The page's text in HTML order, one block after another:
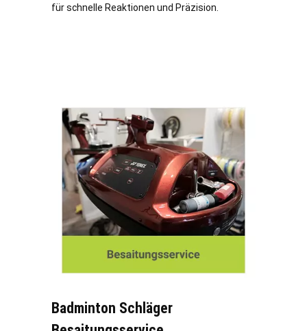
für schnelle Reaktionen und Präzision.
Badminton Schläger